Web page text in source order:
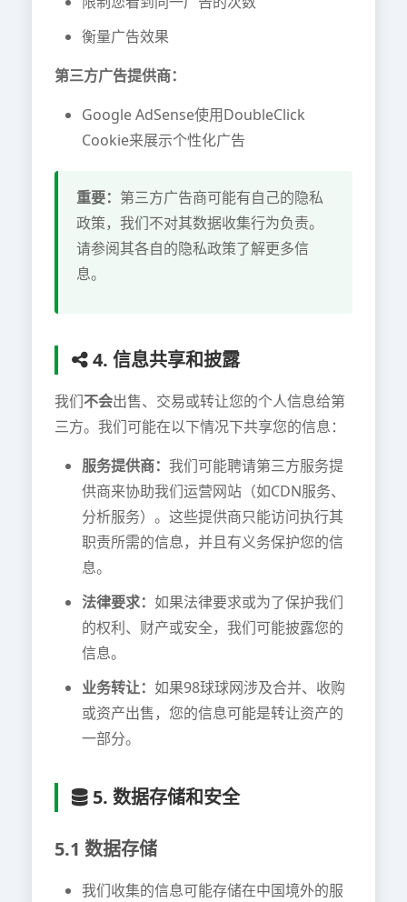
衡量广告效果
第三方广告提供商：
Google AdSense使用DoubleClick
Cookie来展示个性化广告
重要： 第三方广告商可能有自己的隐私
政策，我们不对其数据收集行为负责。
请参阅其各自的隐私政策了解更多信
息。
4. 信息共享和披露
我们不会出售、交易或转让您的个人信息给第
三方。我们可能在以下情况下共享您的信息：
服务提供商： 我们可能聘请第三方服务提
供商来协助我们运营网站（如CDN服务、
分析服务）。这些提供商只能访问执行其
职责所需的信息，并且有义务保护您的信
息。
法律要求： 如果法律要求或为了保护我们
的权利、财产或安全，我们可能披露您的
信息。
业务转让： 如果98球球网涉及合并、收购
或资产出售，您的信息可能是转让资产的
一部分。
5. 数据存储和安全
5.1 数据存储
我们收集的信息可能存储在中国境外的服